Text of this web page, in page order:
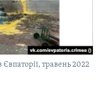
Євпаторії, травень 2022